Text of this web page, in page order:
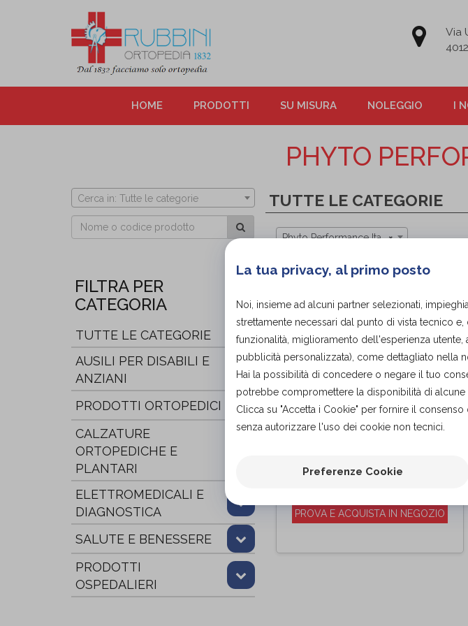
Via
HOME PRODOTTI SU MISURA NOLEGGIO I
PHYTO
Cerca in: Tutte le categorie
FILTRA PER
CATEGORIA
TUTTE LE CATEGORIE
AUSILI PER DISABILI E
ANZIANI
PRODOTTI ORTOPEDICI
CALZATURE
ORTOPEDICHE E
PLANTARI
ELETTROMEDICALI E
DIAGNOSTICA
SALUTE E BENESSERE
PRODOTTI
OSPEDALIERI
TUTTE LE CATEGORIE
×
Phyto Performance Italia
K-PHYTO kinetik tape
PROVA E ACQUISTA IN NEGOZIO
La tua privacy, al primo posto
Noi, insieme ad alcuni partner selezionati,
strettamente necessari dal punto di vista tecnico
funzionalità, miglioramento dell'esperienza utente,
pubblicità personalizzata), come dettagliato nella
Hai la possibilità di concedere o negare il tuo
potrebbe compromettere la disponibilità di alcune
Clicca su "Accetta i Cookie" per fornire il
senza autorizzare l'uso dei cookie non tecnici.
Preferenze Cookie